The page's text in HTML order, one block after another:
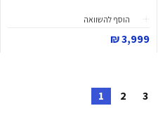
הוסף להשוואה
3,999 ₪
3
2
1